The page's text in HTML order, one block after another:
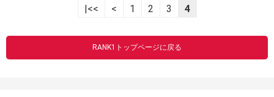
|<< < 1 2 3 4
RANK1トップページに戻る